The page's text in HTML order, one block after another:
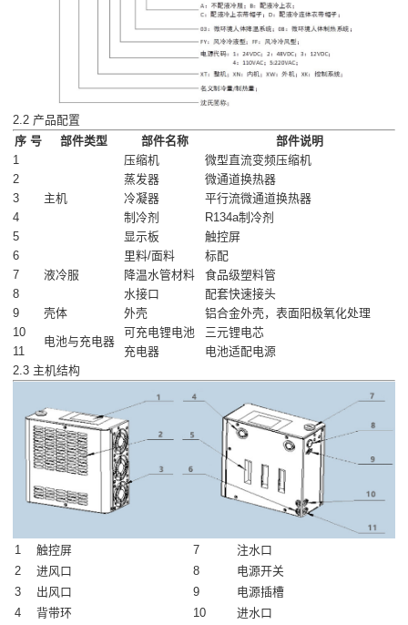
2.2 产品配置
序 号
部件类型 部件名称
部件说明
1
主机
压缩机
微型直流变频压缩机
2
蒸发器
微通道换热器
3
冷凝器
平行流微通道换热器
4
制冷剂
R134a制冷剂
5
显示板
触控屏
6
液冷服
里料/面料
标配
7
降温水管材料
食品级塑料管
8
水接口
配套快速接头
9
壳体 外壳
铝合金外壳，表面阳极氧化处理
10
电池与充电器
可充电锂电池
三元锂电芯
11
充电器
电池适配电源
2.3 主机结构
1 触控屏 7
注水口
2
进风口 8
电源开关
3
出风口 9
电源插槽
4
背带环 10
进水口